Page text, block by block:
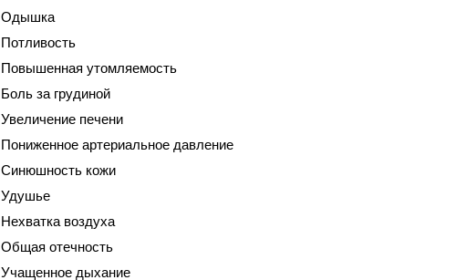
Одышка
Потливость
Повышенная утомляемость
Боль за грудиной
Увеличение печени
Пониженное артериальное давление
Синюшность кожи
Удушье
Нехватка воздуха
Общая отечность
Учащенное дыхание